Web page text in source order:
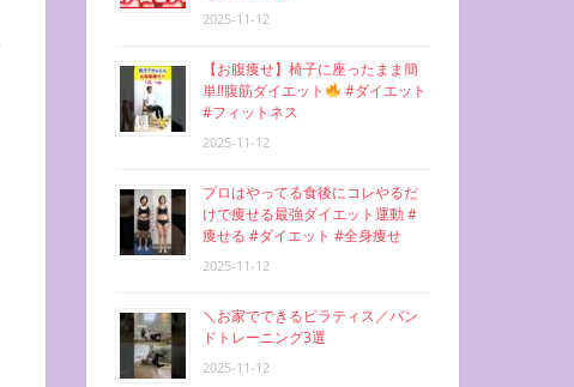
2025-11-12
【お腹痩せ】椅子に座ったまま簡
単‼︎腹筋ダイエット
#ダイエット
#フィットネス
2025-11-12
プロはやってる食後にコレやるだ
けで痩せる最強ダイエット運動 #
痩せる #ダイエット #全身痩せ
2025-11-12
＼お家でできるピラティス／バン
ドトレーニング3選
2025-11-12